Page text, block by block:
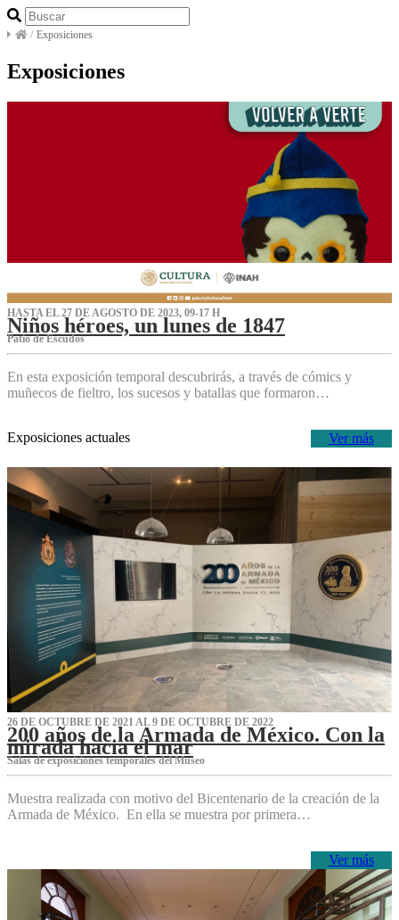
/ Exposiciones
Exposiciones
HASTA EL 27 DE AGOSTO DE 2023, 09-17 H
Niños héroes, un lunes de 1847
Patio de Escudos
En esta exposición temporal descubrirás, a través de cómics y
muñecos de fieltro, los sucesos y batallas que formaron…
Ver más
Exposiciones actuales
26 DE OCTUBRE DE 2021 AL 9 DE OCTUBRE DE 2022
200 años de la Armada de México. Con la
mirada hacia el mar
Salas de exposiciones temporales del Museo‌
Muestra realizada con motivo del Bicentenario de la creación de la
Armada de México. En ella se muestra por primera…
Ver más